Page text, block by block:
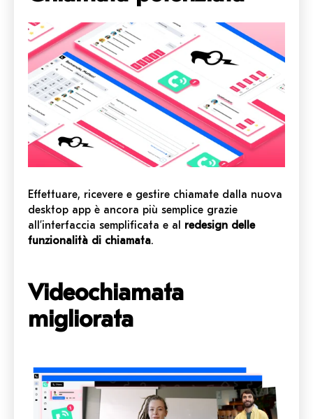
Effettuare, ricevere e gestire chiamate dalla nuova
desktop app è ancora più semplice grazie
all’interfaccia semplificata e al redesign delle
funzionalità di chiamata.
Videochiamata
migliorata